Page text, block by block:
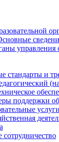
управления
стандарты и
поддержки
услуги